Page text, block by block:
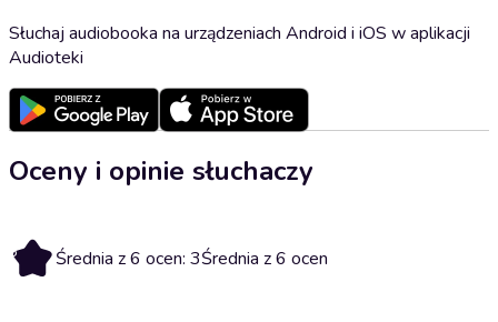
Słuchaj audiobooka na urządzeniach Android i iOS w aplikacji
Audioteki
Oceny i opinie słuchaczy
3 Średnia z 6 ocen: 3Średnia z 6 ocen